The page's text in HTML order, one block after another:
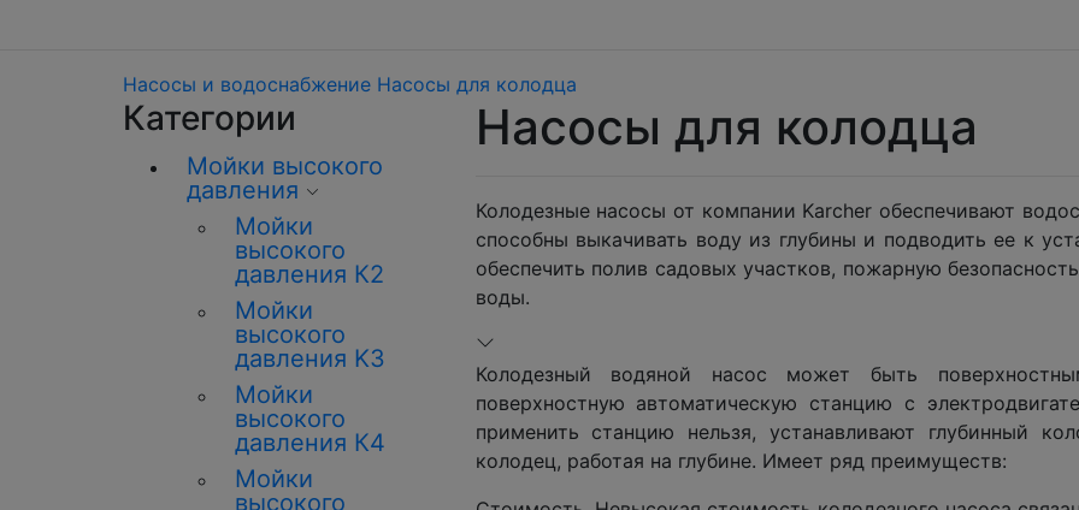
Насосы и водоснабжение Насосы для колодца
Категории
Мойки высокого
давления
Мойки
высокого
давления К2
Мойки
высокого
давления K3
Мойки
высокого
давления К4
Мойки
высокого
Насосы для колодца
Колодезные насосы от компании Karcher обеспечивают
способны выкачивать воду из глубины и подводить ее к
обеспечить полив садовых участков, пожарную
воды.
Колодезный водяной насос может быть
поверхностную автоматическую станцию с
применить станцию нельзя, устанавливают глубинный
колодец, работая на глубине. Имеет ряд преимуществ: